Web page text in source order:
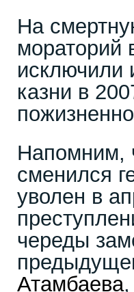
На
мораторий
исключили
казни в
Напомним,
сменился
уволен в
череды
Атамбаева